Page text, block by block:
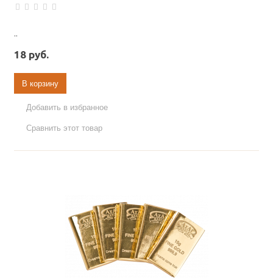
..
18 руб.
В корзину
Добавить в избранное
Сравнить этот товар